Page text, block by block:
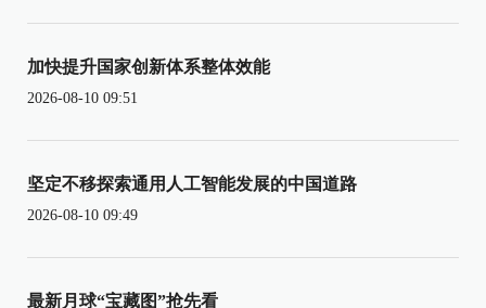
加快提升国家创新体系整体效能
2026-08-10 09:51
坚定不移探索通用人工智能发展的中国道路
2026-08-10 09:49
最新月球“宝藏图”抢先看